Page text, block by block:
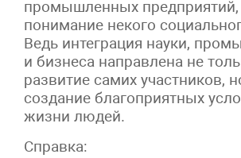
промышленных предприятий,
понимание некого
Ведь интеграция науки,
и бизнеса направлена не
развитие самих участников,
создание благоприятных
жизни людей.
Справка: